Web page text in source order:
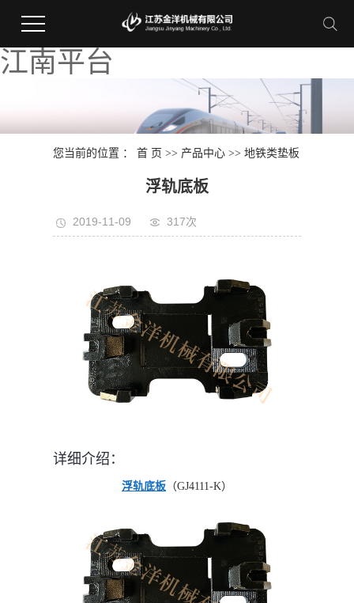
江南平台
您当前的位置 ：首 页 >> 产品中心 >>地铁类垫板
浮轨底板
2019-11-09 317次
详细介绍：
浮轨底板 （GJ4111-K）